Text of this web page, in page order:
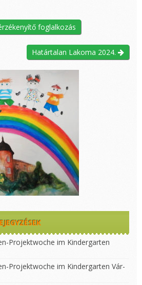
foglalkozás
Határtalan Lakoma 2024.
Projektwoche im Kindergarten
Projektwoche im Kindergarten Vár-